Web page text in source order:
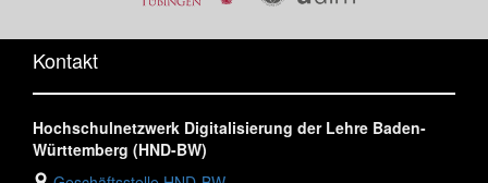
Kontakt
Hochschulnetzwerk Digitalisierung der Lehre Baden-
Württemberg (HND-BW)